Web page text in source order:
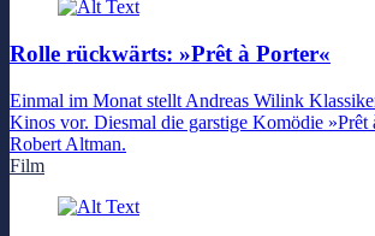
Rolle rückwärts: »Prêt à Porter«
Einmal im Monat stellt Andreas Wilink
Kinos vor. Diesmal die garstige Komödie »Prêt
Robert Altman.
Film